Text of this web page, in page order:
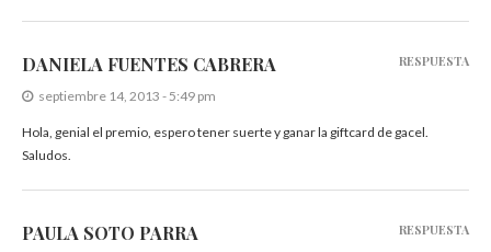
DANIELA FUENTES CABRERA
septiembre 14, 2013 - 5:49 pm
Hola, genial el premio, espero tener suerte y ganar la giftcard de gacel.
Saludos.
RESPUESTA
PAULA SOTO PARRA RESPUESTA